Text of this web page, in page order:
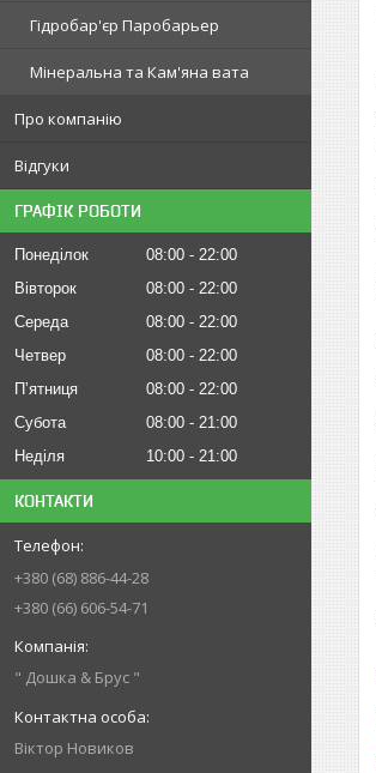
Гідробар'єр Паробарьер
Мінеральна та Кам'яна вата
Про компанію
Відгуки
ГРАФІК РОБОТИ
Понеділок 08:00
22:00
Вівторок
08:00
22:00
Середа
08:00
22:00
Четвер
08:00
22:00
Пʼятниця
08:00
22:00
Субота
08:00
21:00
Неділя
10:00 21:00
КОНТАКТИ
+380 (68) 886-44-28
+380 (66) 606-54-71
" Дошка & Брус "
Віктор Новиков